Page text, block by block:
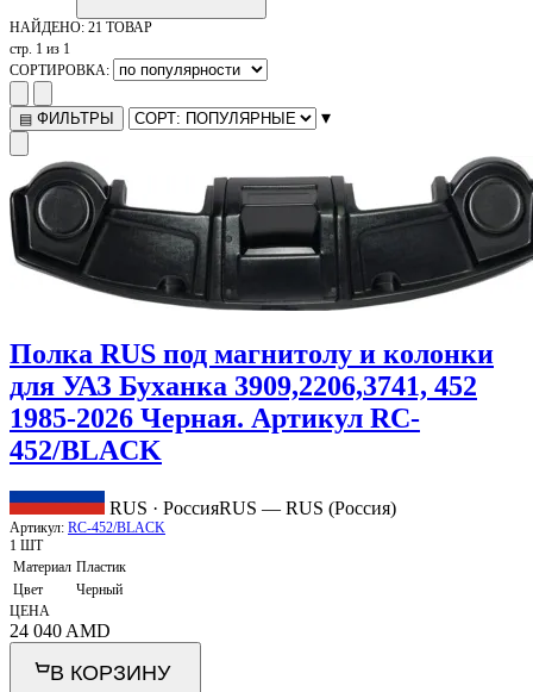
НАЙДЕНО: 21 ТОВАР
стр. 1 из 1
СОРТИРОВКА:
▤ ФИЛЬТРЫ ▾
Полка RUS под магнитолу и колонки
для УАЗ Буханка 3909,2206,3741, 452
1985-2026 Черная. Артикул RC-
452/BLACK
RUS · РоссияRUS — RUS (Россия)
Артикул: RC-452/BLACK
1 ШТ
Материал Пластик
Цвет
Черный
ЦЕНА
24 040 AMD
В КОРЗИНУ